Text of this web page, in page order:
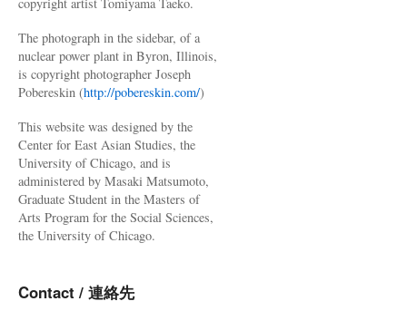
The photograph in the sidebar, of a
nuclear power plant in Byron, Illinois,
is copyright photographer Joseph
Pobereskin (http://pobereskin.com/)
This website was designed by the
Center for East Asian Studies, the
University of Chicago, and is
administered by Masaki Matsumoto,
Graduate Student in the Masters of
Arts Program for the Social Sciences,
the University of Chicago.
Contact / 連絡先